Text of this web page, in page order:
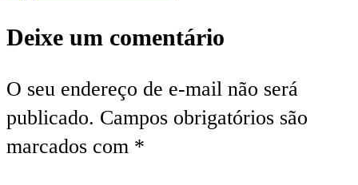
Deixe um comentário
O seu endereço de e-mail não será
publicado. Campos obrigatórios são
marcados com *